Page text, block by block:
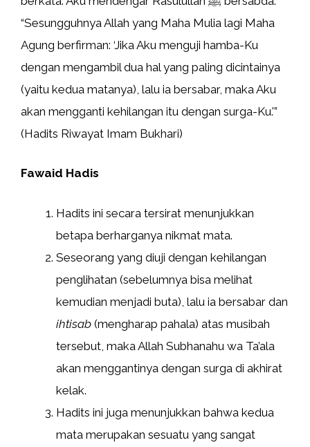
“Sesungguhnya Allah yang Maha Mulia lagi Maha
Agung berfirman: ‘Jika Aku menguji hamba-Ku
dengan mengambil dua hal yang paling dicintainya
(yaitu kedua matanya), lalu ia bersabar, maka Aku
akan mengganti kehilangan itu dengan surga-Ku.'”
(Hadits Riwayat Imam Bukhari)
Fawaid Hadis
Hadits ini secara tersirat menunjukkan
betapa berharganya nikmat mata.
Seseorang yang diuji dengan kehilangan
penglihatan (sebelumnya bisa melihat
kemudian menjadi buta), lalu ia bersabar dan
ihtisab (mengharap pahala) atas musibah
tersebut, maka Allah Subhanahu wa Ta’ala
akan menggantinya dengan surga di akhirat
kelak.
Hadits ini juga menunjukkan bahwa kedua
mata merupakan sesuatu yang sangat